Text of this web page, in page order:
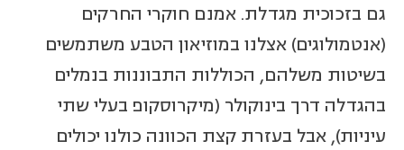
גם בזכוכית מגדלת. אמנם חוקרי החרקים
(אנטמולוגים) אצלנו במוזיאון הטבע משתמשים
בשיטות משלהם, הכוללות התבוננות בנמלים
בהגדלה דרך בינוקולר (מיקרוסקופ בעלי שתי
עיניות), אבל בעזרת קצת הכוונה כולנו יכולים